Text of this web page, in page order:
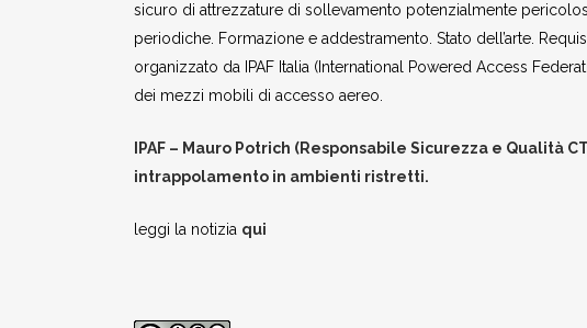
sicuro di attrezzature di sollevamento potenzialmente
periodiche. Formazione e addestramento. Stato dell’arte.
organizzato da IPAF Italia (International Powered Access
dei mezzi mobili di accesso aereo.
IPAF – Mauro Potrich (Responsabile Sicurezza e Qualità
intrappolamento in ambienti ristretti.
leggi la notizia qui